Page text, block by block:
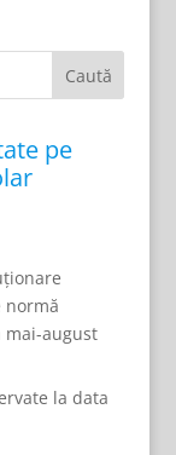
pe
normă
august
la data